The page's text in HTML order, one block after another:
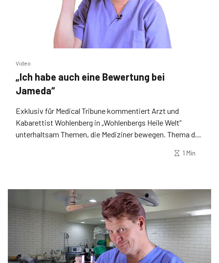
Video
„Ich habe auch eine Bewertung bei
Jameda“
Exklusiv für Medical Tribune kommentiert Arzt und
Kabarettist Wohlenberg in „Wohlenbergs Heile Welt“
unterhaltsam Themen, die Mediziner bewegen. Thema der
1 Min